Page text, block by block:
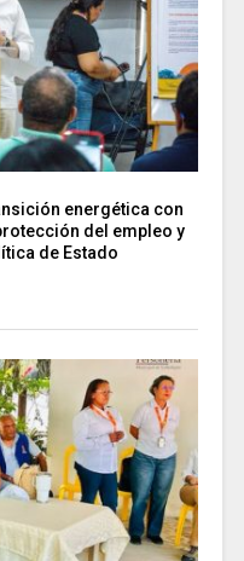
energética con
del empleo y
de Estado